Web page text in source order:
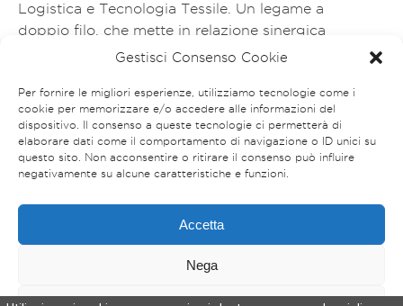
Gestisci Consenso Cookie
Per fornire le migliori esperienze, utilizziamo tecnologie come i
cookie per memorizzare e/o accedere alle informazioni del
dispositivo. Il consenso a queste tecnologie ci permetterà di
elaborare dati come il comportamento di navigazione o ID unici su
questo sito. Non acconsentire o ritirare il consenso può influire
negativamente su alcune caratteristiche e funzioni.
Accetta
Nega
Logistica e Tecnologia Tessile. Un legame a
doppio filo, che mette in relazione sinergica
l’ambiente universitario e quello aziendale, con
di tematiche del settore tessile. Filartex è stata
tutor di diverse tesi svolte dagli studenti
laureandi della Facoltà di Ingegneria Tessile
dell’Università degli studi di Bergamo.
DATI SOCIETARI PRIVACY POLICY COOKIES POLICY